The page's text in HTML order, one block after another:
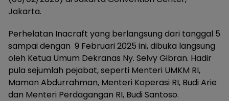
Jakarta.
Perhelatan Inacraft yang berlangsung dari tanggal 5
sampai dengan 9 Februari 2025 ini, dibuka langsung
oleh Ketua Umum Dekranas Ny. Selvy Gibran. Hadir
pula sejumlah pejabat, seperti Menteri UMKM RI,
Maman Abdurrahman, Menteri Koperasi RI, Budi Arie
dan Menteri Perdagangan RI, Budi Santoso.